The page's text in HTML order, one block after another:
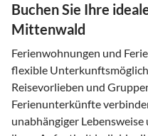
Buchen Sie Ihre
Mittenwald
Ferienwohnungen und
flexible
Reisevorlieben und
Ferienunterkünfte
unabhängiger